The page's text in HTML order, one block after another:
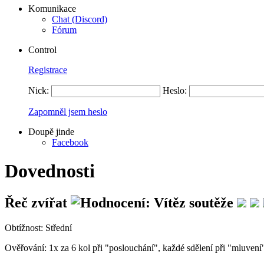
Komunikace
Chat (Discord)
Fórum
Control
Registrace
Nick: Heslo:
Zapomněl jsem heslo
Doupě jinde
Facebook
Dovednosti
Řeč zvířat
Obtížnost: Střední
Ověřování: 1x za 6 kol při "poslouchání", každé sdělení při